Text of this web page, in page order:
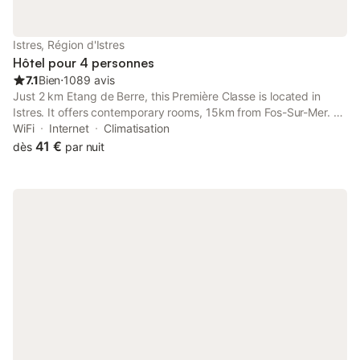
est avec plaisir que je me chargerai de votre réservation avant
votre arrivée. Pr
Istres, Région d'Istres
Hôtel pour 4 personnes
7.1Bien⋅1089 avis
Just 2 km Etang de Berre, this Première Classe is located in
Istres. It offers contemporary rooms, 15km from Fos-Sur-Mer. An
LCD TV with cable channels and a work desk are basic facilities
in rooms at HubOne3 Istres.
WiFi Internet
Climatisation
dès 41 € par nuit